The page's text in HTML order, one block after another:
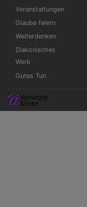
Veranstaltungen
Glaube feiern
Weiterdenken
Diakonisches
Werk
Gutes Tun